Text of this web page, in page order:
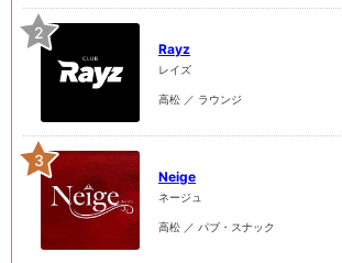
2
Rayz
レイズ
高松 ／ ラウンジ
3
Neige
ネージュ
高松 ／ パブ・スナック